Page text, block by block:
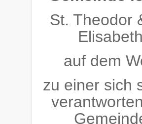
St. Theodor
Elisabeth
auf dem
zu einer sich